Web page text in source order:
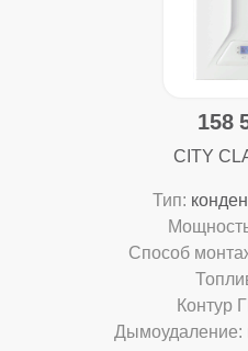
158
CITY
Тип:
Способ
Контур
Дымоудаление: